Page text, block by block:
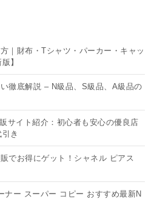
｜財布・Tシャツ・パーカー・キャッ
】
徹底解説 – N級品、S級品、A級品の
サイト紹介：初心者も安心の優良店
き
でお得にゲット！シャネル ピアス
ナー スーパー コピー おすすめ最新N